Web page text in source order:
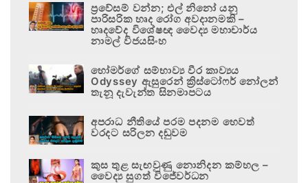
ප්‍රවේසම් වන්න; එල් නිනෝ යනු
පාරිසරික හෘද රෝග අවදානමකි –
හෘදවේද විශේෂඥ වෛද්‍ය මහාචාර්ය
නාමල් විජයසිංහ
හෝමර්ගේ සම්භාව්‍ය වීර කාව්‍යය
Odyssey ඇසුරෙන් ක්‍රිස්ටෝෆර් නෝලන්
තැනූ දැවැන්ත සිනමාපටය
අපරාධ නීතියේ පරම පදනම හෙවත්
වරදට සරිලන දඬුවම
කුස තුළ සැඟවුණු නොනිදන කම්හල –
වෛද්‍ය සුගත් විජේවර්ධන